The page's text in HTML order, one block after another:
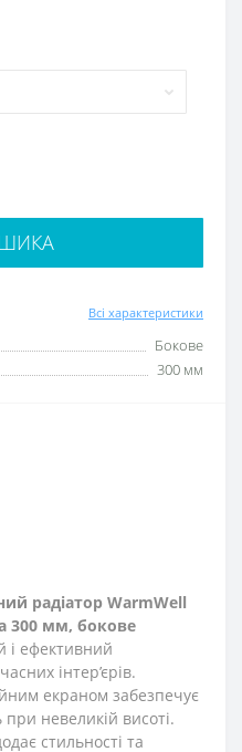
Всі характеристики
Бокове
300 мм
WarmWell
300 мм, бокове
ефективний
інтер’єрів.
екраном забезпечує
невеликій висоті.
стильності та